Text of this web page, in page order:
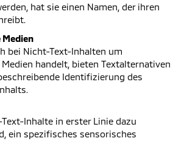
hat sie einen Namen, der ihren
bei Nicht-Text-Inhalten um
handelt, bieten Textalternativen
Identifizierung des
Inhalte in erster Linie dazu
ein spezifisches sensorisches